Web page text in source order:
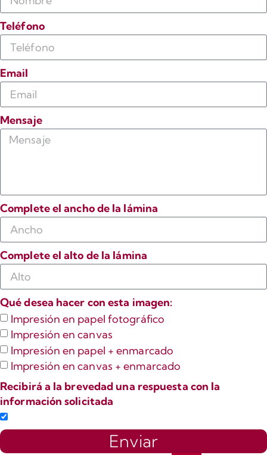
Teléfono
Email
Mensaje
Complete el ancho de la lámina
Complete el alto de la lámina
Qué desea hacer con esta imagen:
Impresión en papel fotográfico
Impresión en canvas
Impresión en papel + enmarcado
Impresión en canvas + enmarcado
Recibirá a la brevedad una respuesta con la
información solicitada
Enviar